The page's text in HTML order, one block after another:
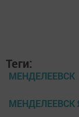
Теги:
МЕНДЕЛЕЕВСК